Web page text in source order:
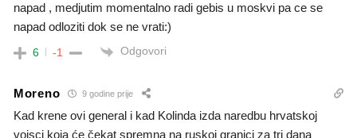
napad , medjutim momentalno radi gebis u moskvi pa ce se
napad odloziti dok se ne vrati:)
6 -1 Odgovori
Moreno 9 godine prije
Kad krene ovi general i kad Kolinda izda naredbu hrvatskoj
vojsci koja će čekat spremna na ruskoj granici za tri dana